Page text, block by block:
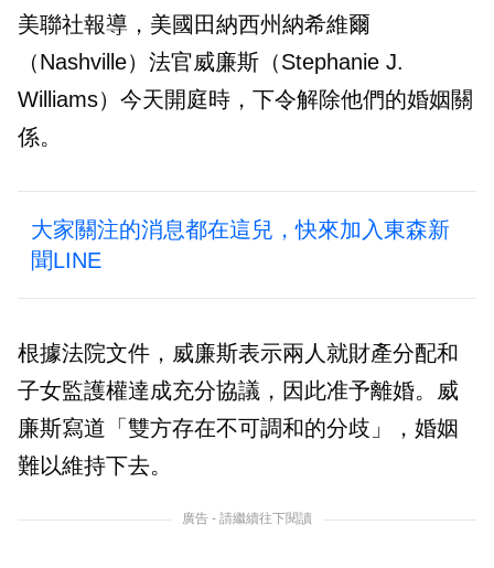
美聯社報導，美國田納西州納希維爾
（Nashville）法官威廉斯（Stephanie J.
Williams）今天開庭時，下令解除他們的婚姻關
係。
大家關注的消息都在這兒，快來加入東森新
聞LINE
根據法院文件，威廉斯表示兩人就財產分配和
子女監護權達成充分協議，因此准予離婚。威
廉斯寫道「雙方存在不可調和的分歧」，婚姻
難以維持下去。
廣告 - 請繼續往下閱讀